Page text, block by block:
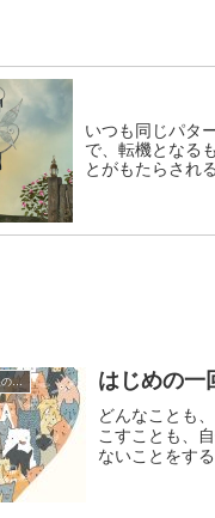
いつも同じパタ
で、転機となる
とがもたらされ
カルマの法則・波長の法則 はじめの一
どんなことも
こすことも、
ないことをす